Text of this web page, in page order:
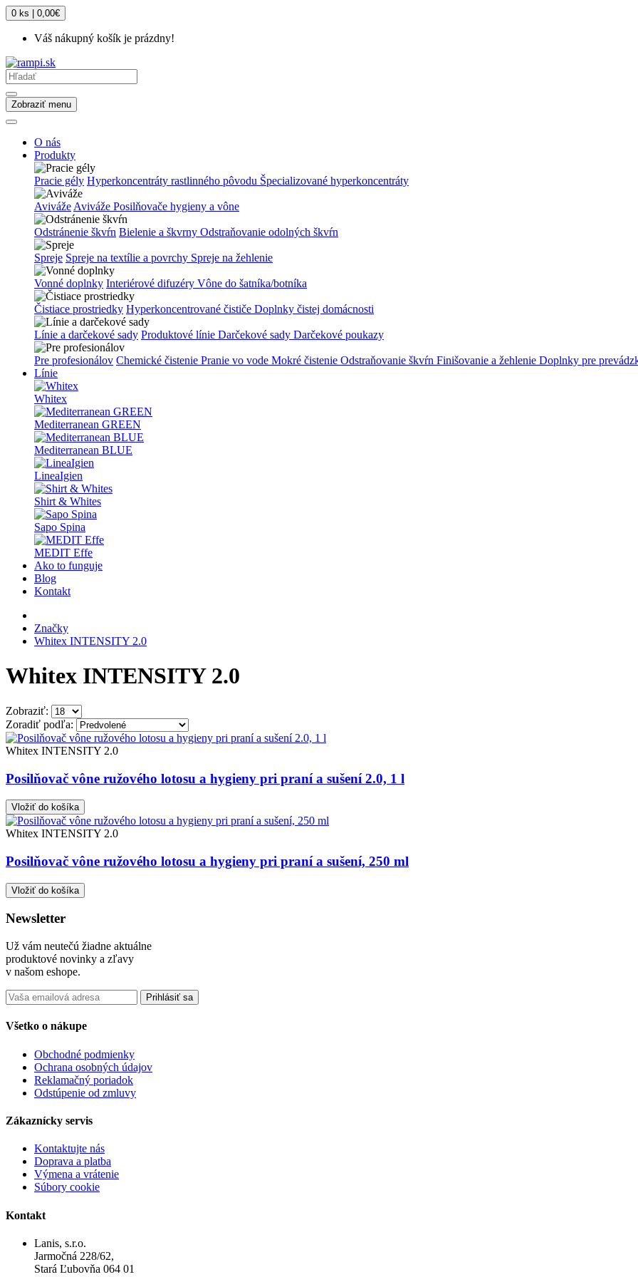
0 ks | 0,00€
Váš nákupný košík je prázdny!
Zobraziť menu
O nás
Produkty
Pracie gély Hyperkoncentráty rastlinného pôvodu Špecializované hyperkoncentráty
Aviváže Aviváže Posilňovače hygieny a vône
Odstránenie škvŕn Bielenie a škvrny Odstraňovanie odolných škvŕn
Spreje Spreje na textílie a povrchy Spreje na žehlenie
Vonné doplnky Interiérové difuzéry Vône do šatníka/botníka
Čistiace prostriedky Hyperkoncentrované čističe Doplnky čistej domácnosti
Línie a darčekové sady Produktové línie Darčekové sady Darčekové poukazy
Pre profesionálov Chemické čistenie Pranie vo vode Mokré čistenie Odstraňovanie škvŕn Finišovanie a žehlenie Doplnky pre
Línie
Whitex
Mediterranean GREEN
Mediterranean BLUE
LineaIgien
Shirt & Whites
Sapo Spina
MEDIT Effe
Ako to funguje
Blog
Kontakt
Značky
Whitex INTENSITY 2.0
Whitex INTENSITY 2.0
Zobraziť:
Zoradiť podľa:
Whitex INTENSITY 2.0
Posilňovač vône ružového lotosu a hygieny pri praní a sušení 2.0, 1 l
Vložiť do košíka
Whitex INTENSITY 2.0
Posilňovač vône ružového lotosu a hygieny pri praní a sušení, 250 ml
Vložiť do košíka
Newsletter
Už vám neutečú žiadne aktuálne
produktové novinky a zľavy
v našom eshope.
Prihlásiť sa
Všetko o nákupe
Obchodné podmienky
Ochrana osobných údajov
Reklamačný poriadok
Odstúpenie od zmluvy
Zákaznícky servis
Kontaktujte nás
Doprava a platba
Výmena a vrátenie
Súbory cookie
Kontakt
Lanis, s.r.o.
Jarmočná 228/62,
Stará Ľubovňa 064 01